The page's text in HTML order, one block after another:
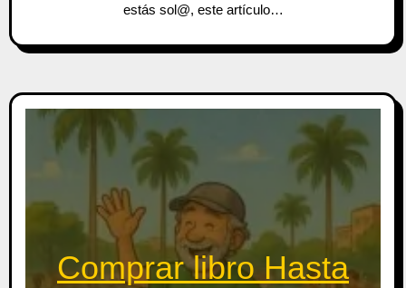
estás sol@, este artículo…
Comprar libro Hasta